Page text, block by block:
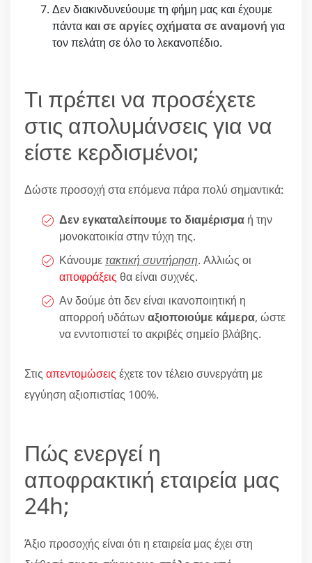
Δεν διακινδυνεύουμε τη φήμη μας και έχουμε
πάντα και σε αργίες οχήματα σε αναμονή για
τον πελάτη σε όλο το λεκανοπέδιο.
Τι πρέπει να προσέχετε
στις απολυμάνσεις για να
είστε κερδισμένοι;
Δώστε προσοχή στα επόμενα πάρα πολύ σημαντικά:
Δεν εγκαταλείπουμε το διαμέρισμα ή την
μονοκατοικία στην τύχη της.
Κάνουμετακτική συντήρηση. Αλλιώς οι
αποφράξεις θα είναι συχνές.
Αν δούμε ότι δεν είναι ικανοποιητική η
απορροή υδάτωναξιοποιούμε κάμερα, ώστε
να ενντοπιστεί το ακριβές σημείο βλάβης.
Στις απεντομώσεις έχετε τον τέλειο συνεργάτη με
εγγύηση αξιοπιστίας 100%.
Πώς ενεργεί η
αποφρακτική εταιρεία μας
24h;
Άξιο προσοχής είναι ότι η εταιρεία μας έχει στη